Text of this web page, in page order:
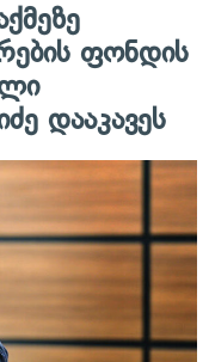
ფონდის
დააკავეს